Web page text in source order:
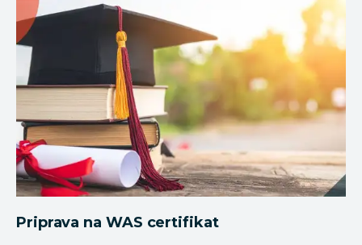
Priprava na WAS certifikat